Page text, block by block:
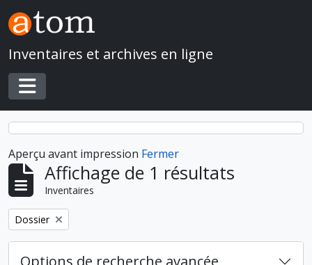
Skip to main content
Inventaires et archives en ligne
Toggle navigation
Aperçu avant impression Fermer
Affichage de 1 résultats
Inventaires
Remove filter:
Dossier
Options de recherche avancée